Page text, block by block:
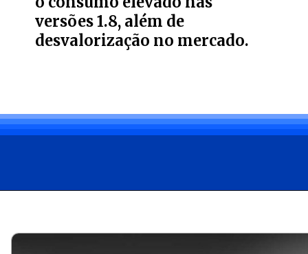
versões 1.8, além de
desvalorização no mercado.